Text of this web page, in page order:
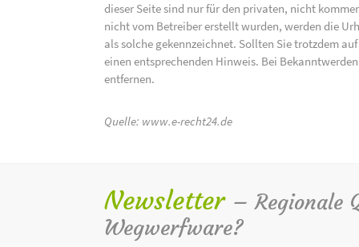
dieser Seite sind nur für den privaten, nicht
nicht vom Betreiber erstellt wurden, werden die
als solche gekennzeichnet. Sollten Sie trotzdem
einen entsprechenden Hinweis. Bei
entfernen.
Quelle: www.e-recht24.de
Newsletter – Regionale
Wegwerfware?